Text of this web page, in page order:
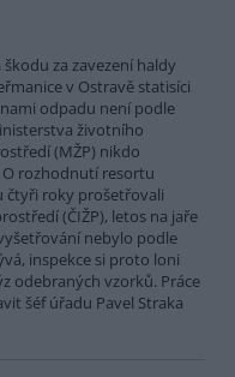
škodu za zavezení haldy
v Ostravě statisíci
odpadu není podle
životního
(MŽP) nikdo
rozhodnutí resortu
čtyři roky prošetřovali
(ČIŽP), letos na jaře
nebylo podle
inspekce si proto loni
odebraných vzorků. Práce
šéf úřadu Pavel Straka